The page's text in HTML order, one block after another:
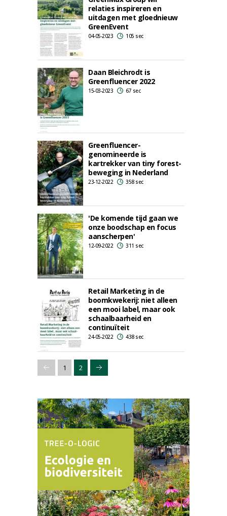
relaties inspireren en
uitdagen met gloednieuw
GreenEvent
04-05-2023 105 sec
Daan Bleichrodt is
Greenfluencer 2022
15-03-2023 67 sec
Greenfluencer-
genomineerde is
kartrekker van tiny forest-
beweging in Nederland
23-12-2022 358 sec
'De komende tijd gaan we
onze boodschap en focus
aanscherpen'
12-09-2022 311 sec
Retail Marketing in de
boomkwekerij: niet alleen
een mooi label, maar ook
schaalbaarheid en
continuïteit
24-05-2022 438 sec
1 2